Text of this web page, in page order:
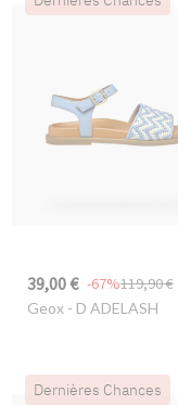
39,00 € 119,90 €
-67%
Geox- D ADELASH
Dernières Chances